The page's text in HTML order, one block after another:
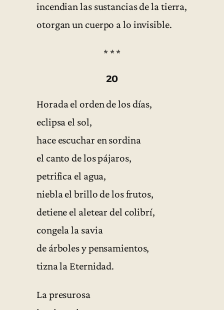
incendian las sustancias de la tierra,
otorgan un cuerpo a lo invisible.
* * *
20
Horada el orden de los días,
eclipsa el sol,
hace escuchar en sordina
el canto de los pájaros,
petrifica el agua,
niebla el brillo de los frutos,
detiene el aletear del colibrí,
congela la savia
de árboles y pensamientos,
tizna la Eternidad.
La presurosa